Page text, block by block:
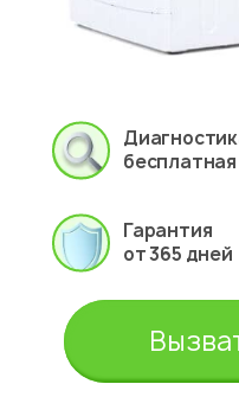
бесплатная
Гарантия
от 365 дней